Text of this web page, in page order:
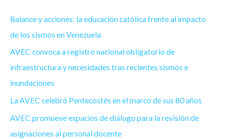
Balance y acciones: la educación católica frente al impacto
de los sismos en Venezuela
AVEC convoca a registro nacional obligatorio de
infraestructura y necesidades tras recientes sismos e
inundaciones
La AVEC celebró Pentecostés en el marco de sus 80 años
AVEC promueve espacios de diálogo para la revisión de
asignaciones al personal docente